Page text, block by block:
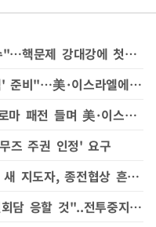
트럼프 "이란 우라늄 반드시 회수"…핵문제 강대강에 첫발도 못 떼
이란군 "재공격시 '놀라운 대응책' 준비"…美·이스라엘에 경고
"역사는 반복된다"…이란, 고대 로마 패전 들며 美·이스라엘 경고
즈 주권 인정' 요구
'살아있긴 한가'…모습 감춘 이란 새 지도자, 종전협상 흔든다
레바논총리, "요구 충족되면 정전회담 응할 것"..전투중지 강조